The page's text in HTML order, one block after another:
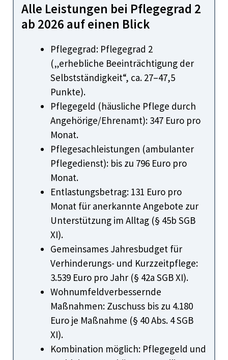
Alle Leistungen bei Pflegegrad 2
ab 2026 auf einen Blick
Pflegegrad: Pflegegrad 2
(„erhebliche Beeinträchtigung der
Selbstständigkeit“, ca. 27–47,5
Punkte).
Pflegegeld (häusliche Pflege durch
Angehörige/Ehrenamt): 347 Euro pro
Monat.
Pflegesachleistungen (ambulanter
Pflegedienst): bis zu 796 Euro pro
Monat.
Entlastungsbetrag: 131 Euro pro
Monat für anerkannte Angebote zur
Unterstützung im Alltag (§ 45b SGB
XI).
Gemeinsames Jahresbudget für
Verhinderungs- und Kurzzeitpflege:
3.539 Euro pro Jahr (§ 42a SGB XI).
Wohnumfeldverbessernde
Maßnahmen: Zuschuss bis zu 4.180
Euro je Maßnahme (§ 40 Abs. 4 SGB
XI).
Kombination möglich: Pflegegeld und